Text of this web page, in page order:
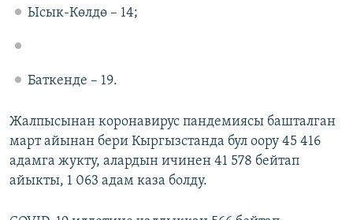
Ысык-Көлдө – 14;
Баткенде – 19.
Жалпысынан коронавирус пандемиясы башталган
март айынан бери Кыргызстанда бул оору 45 416
адамга жукту, алардын ичинен 41 578 бейтап
айыкты, 1 063 адам каза болду.